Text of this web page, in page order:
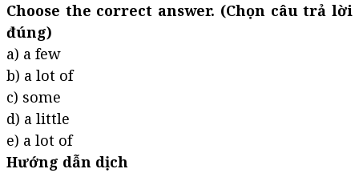
Choose the correct answer. (Chọn câu trả lời
đúng)
a) a few
b) a lot of
c) some
d) a little
e) a lot of
Hướng dẫn dịch